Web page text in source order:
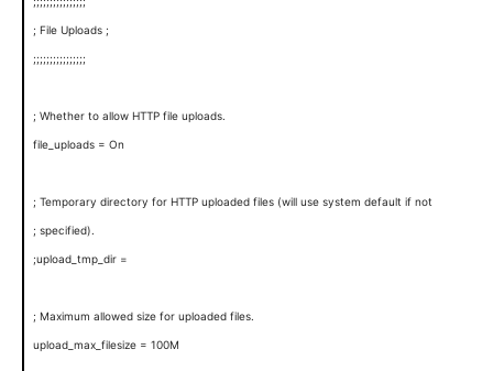
; File Uploads ;
;;;;;;;;;;;;;;;;
; Whether to allow HTTP file uploads.
file_uploads = On
; Temporary directory for HTTP uploaded files (will use system default if not
; specified).
;upload_tmp_dir =
; Maximum allowed size for uploaded files.
upload_max_filesize = 100M